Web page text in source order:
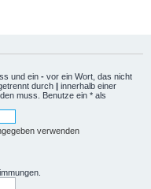
und ein - vor ein Wort, das nicht
durch | innerhalb einer
muss. Benutze ein * als
verwenden